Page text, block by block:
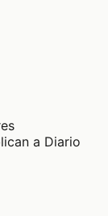
a Diario